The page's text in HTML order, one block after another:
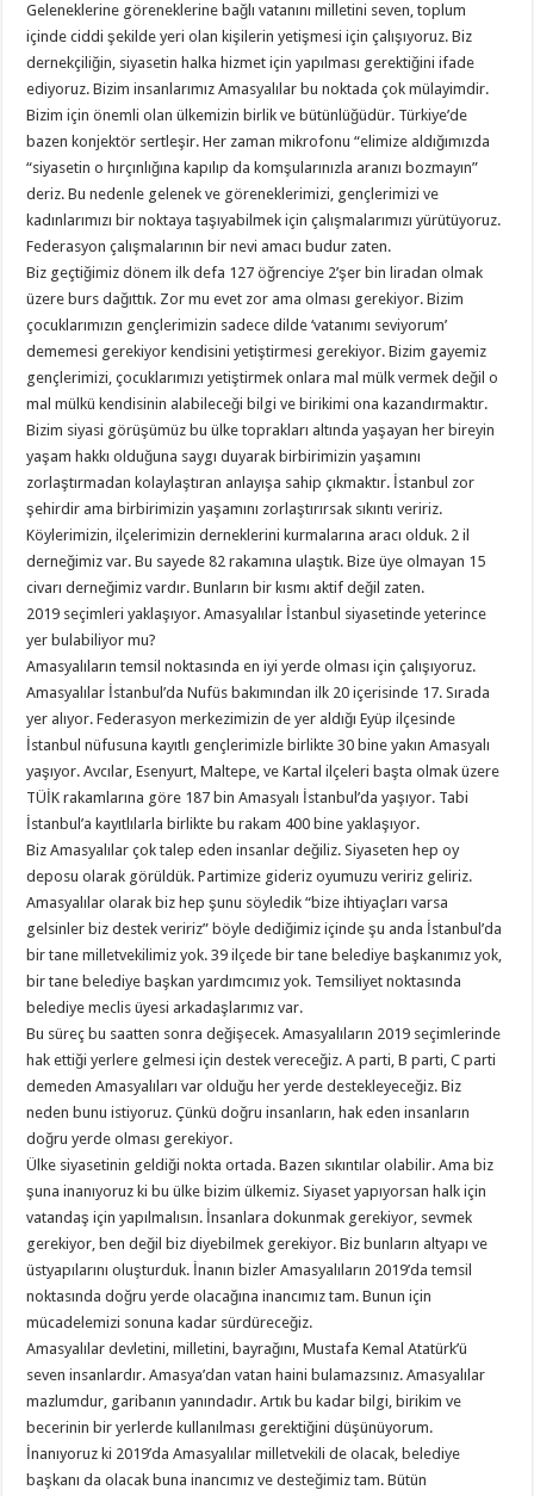
Geleneklerine göreneklerine bağlı vatanını milletini seven, toplum
içinde ciddi şekilde yeri olan kişilerin yetişmesi için çalışıyoruz. Biz
dernekçiliğin, siyasetin halka hizmet için yapılması gerektiğini ifade
ediyoruz. Bizim insanlarımız Amasyalılar bu noktada çok mülayimdir.
Bizim için önemli olan ülkemizin birlik ve bütünlüğüdür. Türkiye’de
bazen konjektör sertleşir. Her zaman mikrofonu “elimize aldığımızda
“siyasetin o hırçınlığına kapılıp da komşularınızla aranızı bozmayın”
deriz. Bu nedenle gelenek ve göreneklerimizi, gençlerimizi ve
kadınlarımızı bir noktaya taşıyabilmek için çalışmalarımızı yürütüyoruz.
Federasyon çalışmalarının bir nevi amacı budur zaten.
Biz geçtiğimiz dönem ilk defa 127 öğrenciye 2’şer bin liradan olmak
üzere burs dağıttık. Zor mu evet zor ama olması gerekiyor. Bizim
çocuklarımızın gençlerimizin sadece dilde ‘vatanımı seviyorum’
dememesi gerekiyor kendisini yetiştirmesi gerekiyor. Bizim gayemiz
gençlerimizi, çocuklarımızı yetiştirmek onlara mal mülk vermek değil o
mal mülkü kendisinin alabileceği bilgi ve birikimi ona kazandırmaktır.
Bizim siyasi görüşümüz bu ülke toprakları altında yaşayan her bireyin
yaşam hakkı olduğuna saygı duyarak birbirimizin yaşamını
zorlaştırmadan kolaylaştıran anlayışa sahip çıkmaktır. İstanbul zor
şehirdir ama birbirimizin yaşamını zorlaştırırsak sıkıntı veririz.
Köylerimizin, ilçelerimizin derneklerini kurmalarına aracı olduk. 2 il
derneğimiz var. Bu sayede 82 rakamına ulaştık. Bize üye olmayan 15
civarı derneğimiz vardır. Bunların bir kısmı aktif değil zaten.
2019 seçimleri yaklaşıyor. Amasyalılar İstanbul siyasetinde yeterince
yer bulabiliyor mu?
Amasyalıların temsil noktasında en iyi yerde olması için çalışıyoruz.
Amasyalılar İstanbul’da Nufüs bakımından ilk 20 içerisinde 17. Sırada
yer alıyor. Federasyon merkezimizin de yer aldığı Eyüp ilçesinde
İstanbul nüfusuna kayıtlı gençlerimizle birlikte 30 bine yakın Amasyalı
yaşıyor. Avcılar, Esenyurt, Maltepe, ve Kartal ilçeleri başta olmak üzere
TÜİK rakamlarına göre 187 bin Amasyalı İstanbul’da yaşıyor. Tabi
İstanbul’a kayıtlılarla birlikte bu rakam 400 bine yaklaşıyor.
Biz Amasyalılar çok talep eden insanlar değiliz. Siyaseten hep oy
deposu olarak görüldük. Partimize gideriz oyumuzu veririz geliriz.
Amasyalılar olarak biz hep şunu söyledik “bize ihtiyaçları varsa
gelsinler biz destek veririz” böyle dediğimiz içinde şu anda İstanbul’da
bir tane milletvekilimiz yok. 39 ilçede bir tane belediye başkanımız yok,
bir tane belediye başkan yardımcımız yok. Temsiliyet noktasında
belediye meclis üyesi arkadaşlarımız var.
Bu süreç bu saatten sonra değişecek. Amasyalıların 2019 seçimlerinde
hak ettiği yerlere gelmesi için destek vereceğiz. A parti, B parti, C parti
demeden Amasyalıları var olduğu her yerde destekleyeceğiz. Biz
neden bunu istiyoruz. Çünkü doğru insanların, hak eden insanların
doğru yerde olması gerekiyor.
Ülke siyasetinin geldiği nokta ortada. Bazen sıkıntılar olabilir. Ama biz
şuna inanıyoruz ki bu ülke bizim ülkemiz. Siyaset yapıyorsan halk için
vatandaş için yapılmalısın. İnsanlara dokunmak gerekiyor, sevmek
gerekiyor, ben değil biz diyebilmek gerekiyor. Biz bunların altyapı ve
üstyapılarını oluşturduk. İnanın bizler Amasyalıların 2019’da temsil
noktasında doğru yerde olacağına inancımız tam. Bunun için
mücadelemizi sonuna kadar sürdüreceğiz.
Amasyalılar devletini, milletini, bayrağını, Mustafa Kemal Atatürk’ü
seven insanlardır. Amasya’dan vatan haini bulamazsınız. Amasyalılar
mazlumdur, garibanın yanındadır. Artık bu kadar bilgi, birikim ve
becerinin bir yerlerde kullanılması gerektiğini düşünüyorum.
İnanıyoruz ki 2019’da Amasyalılar milletvekili de olacak, belediye
başkanı da olacak buna inancımız ve desteğimiz tam. Bütün